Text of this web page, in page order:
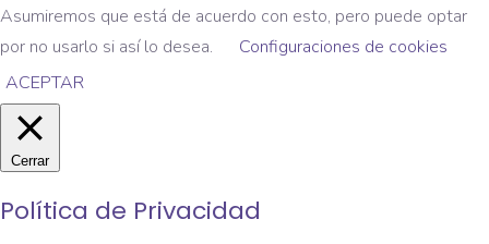
Asumiremos que está de acuerdo con esto, pero puede optar
por no usarlo si así lo desea.
Configuraciones de cookies
ACEPTAR
Cerrar
Política de Privacidad